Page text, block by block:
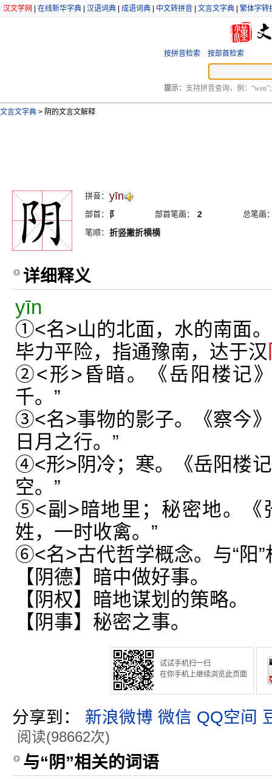
汉文学网 在线新华字典 汉语词典 成语词典 中文转拼音 文言文字典 繁体字转
按拼音检索 按部首检索
提示： 支持拼音查询，例：
文言文字典 > 阴的文言文解释
拼音： yīn
部首： 阝 部首笔画： 2
总笔画
笔顺： 折竖撇折横横
详细释义
yīn
①<名>山的北面，水的南面
毕力平险，指通豫南，达于汉
②<形>昏暗。《岳阳楼记
千。”
③<名>事物的影子。《察今
日月之行。”
④<形>阴冷；寒。《岳阳楼记
空。”
⑤<副>暗地里；秘密地。《
姓，一时收禽。”
⑥<名>古代哲学概念。与“阳”
【阴德】暗中做好事。
【阴权】暗地谋划的策略。
【阴事】秘密之事。
试试手机扫一扫
在你手机上继续浏览此页面
分享到： 新浪微博 微信 QQ空间
阅读(98662次)
与“阴”相关的词语